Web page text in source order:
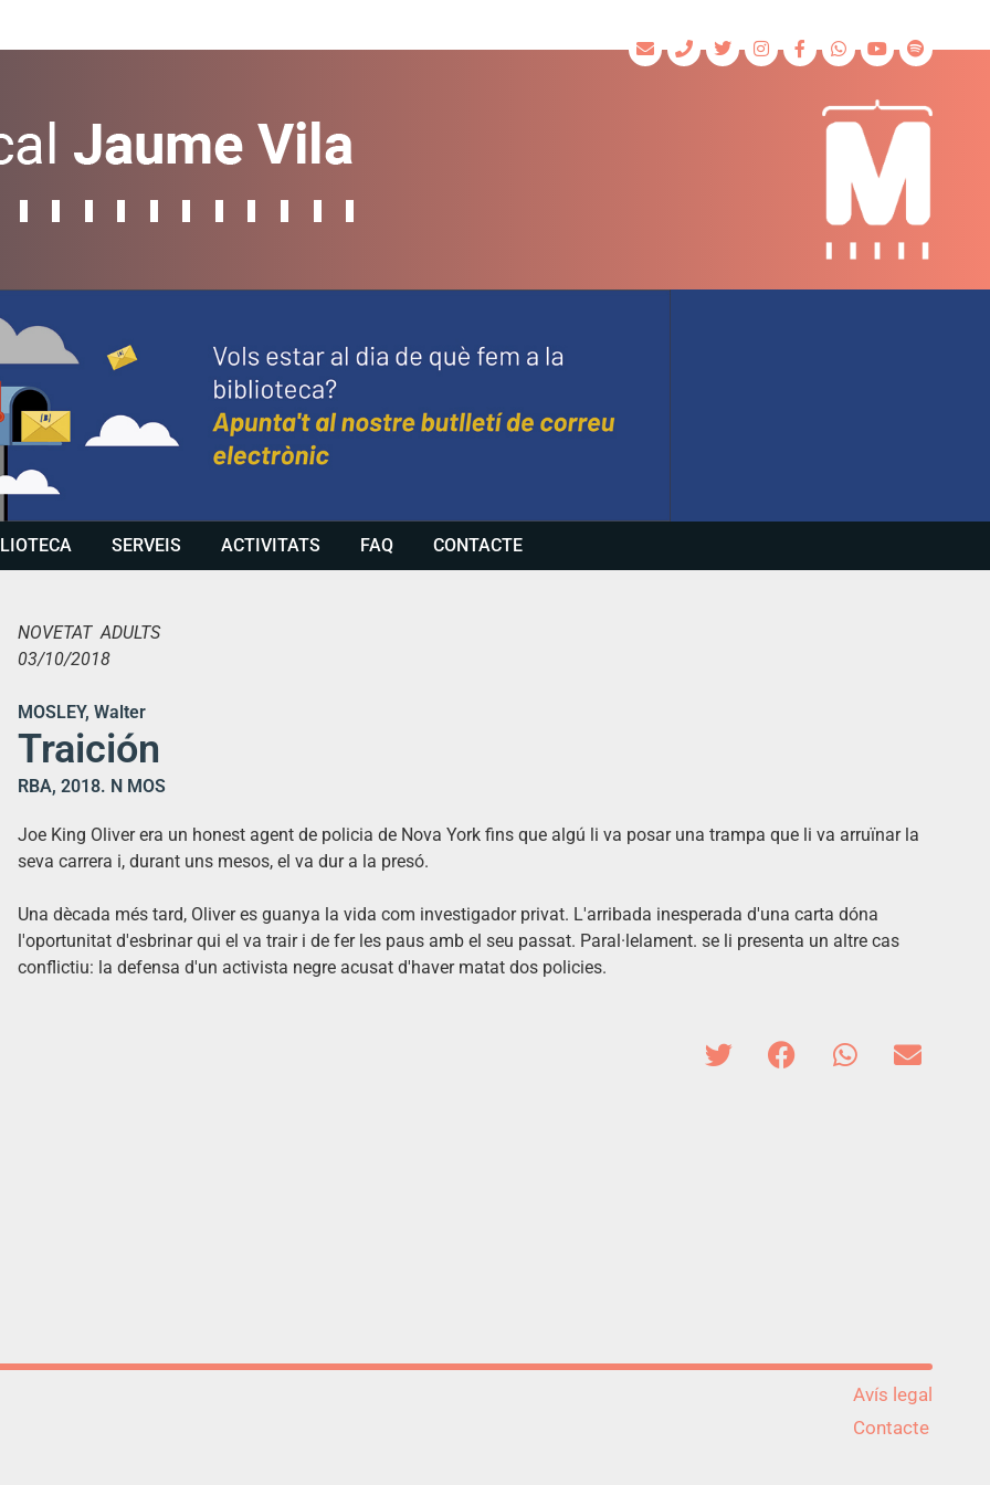
SERVEIS ACTIVITATS FAQ CONTACTE
NOVETAT ADULTS
03/10/2018
MOSLEY, Walter
Traición
RBA, 2018. N MOS
Joe King Oliver era un honest agent de policia de Nova York fins que algú li va posar una trampa que li va arruïnar la
seva carrera i, durant uns mesos, el va dur a la presó.
Una dècada més tard, Oliver es guanya la vida com investigador privat. L'arribada inesperada d'una carta dóna
l'oportunitat d'esbrinar qui el va trair i de fer les paus amb el seu passat. Paral·lelament. se li presenta un altre cas
conflictiu: la defensa d'un activista negre acusat d'haver matat dos policies.
Avís legal
Contacte